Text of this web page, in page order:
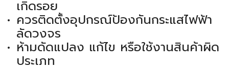
เกิดรอย
ควรติดตั้งอุปกรณ์ป้องกันกระแสไฟฟ้า
ลัดวงจร
ห้ามดัดแปลง แก้ไข หรือใช้งานสินค้าผิด
ประเภท